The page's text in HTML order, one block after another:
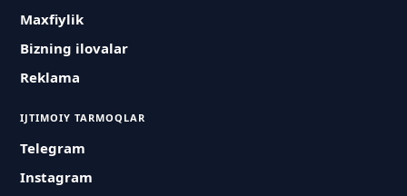
Maxfiylik
Bizning ilovalar
Reklama
IJTIMOIY TARMOQLAR
Telegram
Instagram